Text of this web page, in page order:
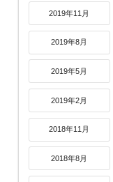
2019年11月
2019年8月
2019年5月
2019年2月
2018年11月
2018年8月